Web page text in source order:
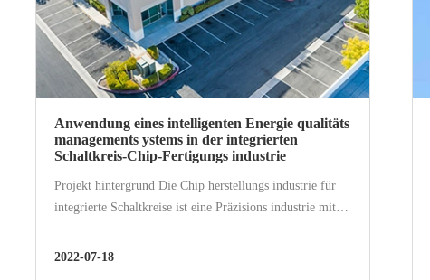
Anwendung eines intelligenten Energie qualitäts
managements ystems in der integrierten
Schaltkreis-Chip-Fertigungs industrie
Projekt hintergrund Die Chip herstellungs industrie für
integrierte Schaltkreise ist eine Präzisions industrie mit
Produktion hat bedeutende Eigenschaften ....
2022-07-18